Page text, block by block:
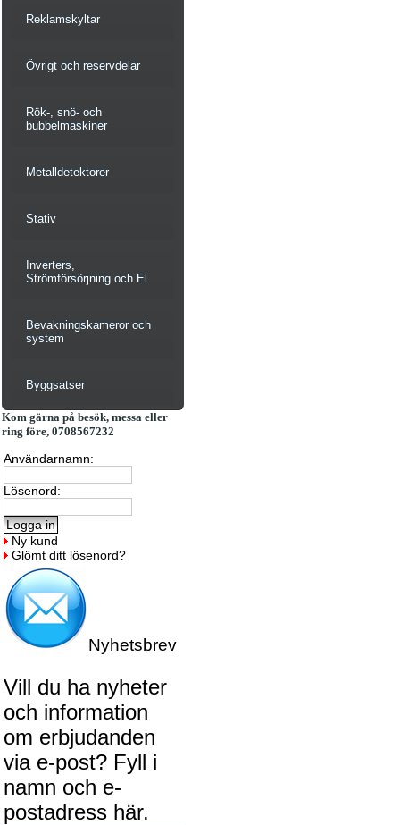
Reklamskyltar
Övrigt och reservdelar
Rök-, snö- och
bubbelmaskiner
Metalldetektorer
Stativ
Inverters,
Strömförsörjning och El
Bevakningskameror och
system
Byggsatser
Kom gärna på besök, messa eller
ring före, 0708567232
Användarnamn:
Lösenord:
Ny kund
Glömt ditt lösenord?
Nyhetsbrev
Vill du ha nyheter
och information
om erbjudanden
via e-post? Fyll i
namn och e-
postadress här.